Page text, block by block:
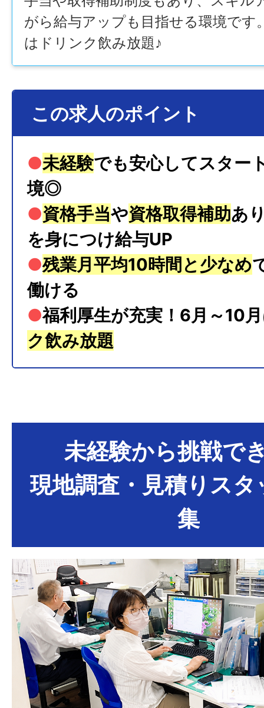
がら給与アップも目指せる環境です
はドリンク飲み放題♪
この求人のポイント
●未経験でも安心してスター
境◎
●資格手当や資格取得補助あ
を身につけ給与UP
●残業月平均10時間と少なめ
働ける
●福利厚生が充実！6月～10
ク飲み放題
未経験から挑戦で
現地調査・見積りスタ
集